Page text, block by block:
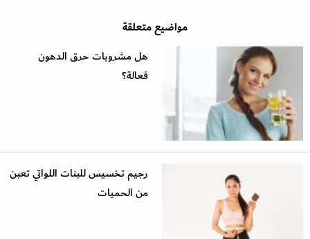
مواضيع متعلقة
هل مشروبات حرق الدهون
فعالة؟
رجيم تخسيس للبنات اللواتي تعبن
من الحميات